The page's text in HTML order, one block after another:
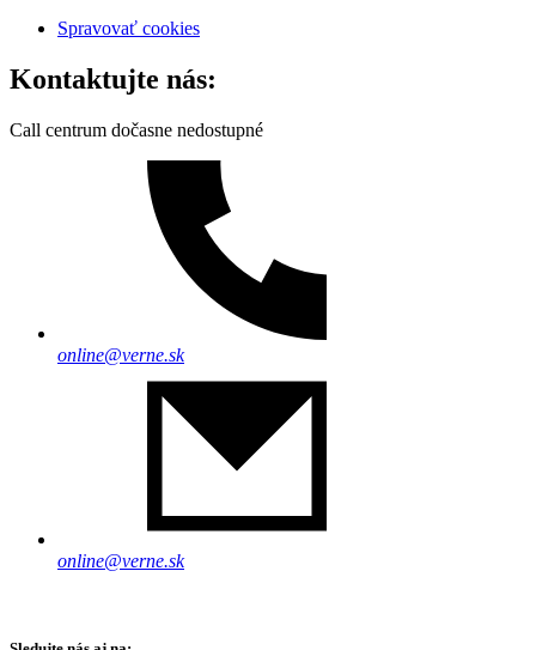
Spravovať cookies
Kontaktujte nás:
Call centrum dočasne nedostupné
online@verne.sk
online@verne.sk